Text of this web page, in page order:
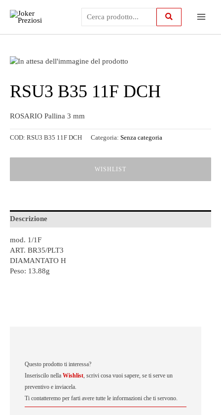
contenuto
Questo prodotto ti interessa?
Inseriscilo nella Wishlist, scrivi cosa vuoi sapere, se ti serve un
preventivo e inviacela.
Ti contatteremo per farti avere tutte le informazioni che ti servono.
RSU3 B35 11F DCH
ROSARIO Pallina 3 mm
COD: RSU3 B35 11F DCH Categoria: Senza categoria
WISHLIST
Descrizione
mod. 1/1F
ART. BR35/PLT3
DIAMANTATO H
Peso: 13.88g